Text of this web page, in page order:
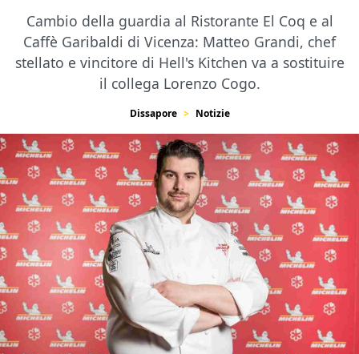
Cambio della guardia al Ristorante El Coq e al
Caffè Garibaldi di Vicenza: Matteo Grandi, chef
stellato e vincitore di Hell's Kitchen va a sostituire
il collega Lorenzo Cogo.
Dissapore Notizie